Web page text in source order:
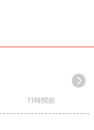
お店にお問い合わせく
11時間前